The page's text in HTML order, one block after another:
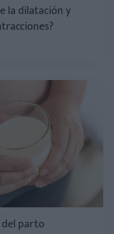
la dilatación y
parto